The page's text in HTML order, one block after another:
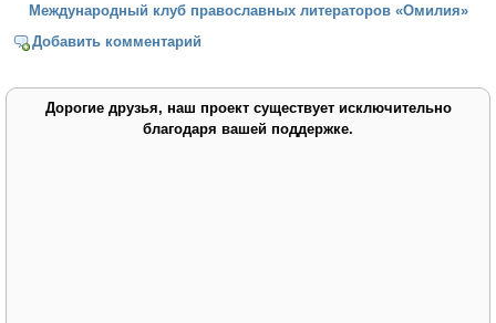
Международный клуб православных литераторов «Омилия»
Добавить комментарий
Дорогие друзья, наш проект существует исключительно
благодаря вашей поддержке.